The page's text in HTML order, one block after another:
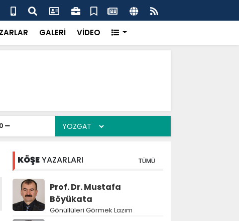
UMKE'ye övgü
GALERİ VİDEO
KÖŞEYAZARLARI TÜMÜ
Prof. Dr. Mustafa
Böyükata
Gönüllüleri Görmek Lazım